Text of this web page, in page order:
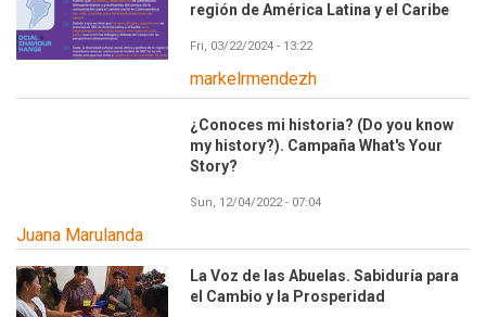
región de América Latina y el Caribe
Fri, 03/22/2024 - 13:22
markelrmendezh
¿Conoces mi historia? (Do you know
my history?). Campaña What's Your
Story?
Sun, 12/04/2022 - 07:04
Juana Marulanda
La Voz de las Abuelas. Sabiduría para
el Cambio y la Prosperidad